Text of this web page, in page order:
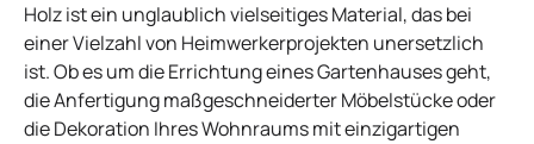
Holz ist ein unglaublich vielseitiges Material, das bei
einer Vielzahl von Heimwerkerprojekten unersetzlich
ist. Ob es um die Errichtung eines Gartenhauses geht,
die Anfertigung maßgeschneiderter Möbelstücke oder
die Dekoration Ihres Wohnraums mit einzigartigen